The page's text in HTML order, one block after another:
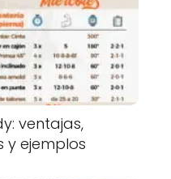
ventajas,
ejemplos